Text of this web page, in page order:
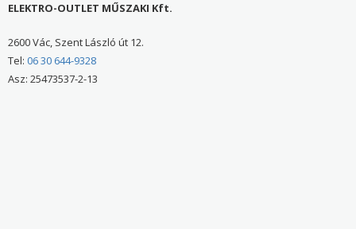
ELEKTRO-OUTLET MŰSZAKI Kft.
2600 Vác, Szent László út 12.
Tel: 06 30 644-9328
Asz: 25473537-2-13